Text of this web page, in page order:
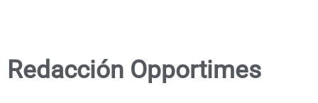
Redacción Opportimes